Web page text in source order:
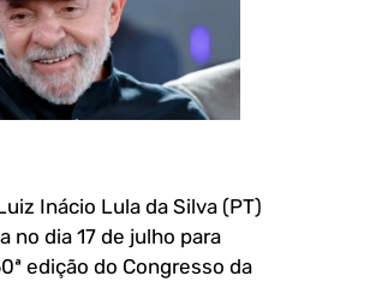
Inácio Lula da Silva (PT)
no dia 17 de julho para
edição do Congresso da